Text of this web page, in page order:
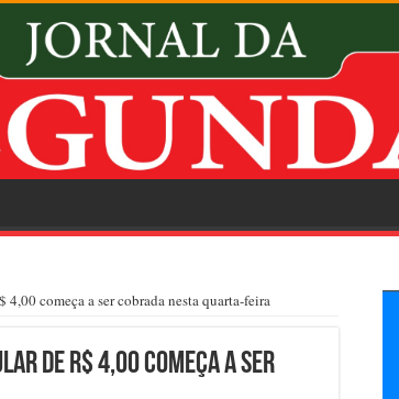
começa a ser cobrada nesta quarta-feira
de R$ 4,00 começa a ser